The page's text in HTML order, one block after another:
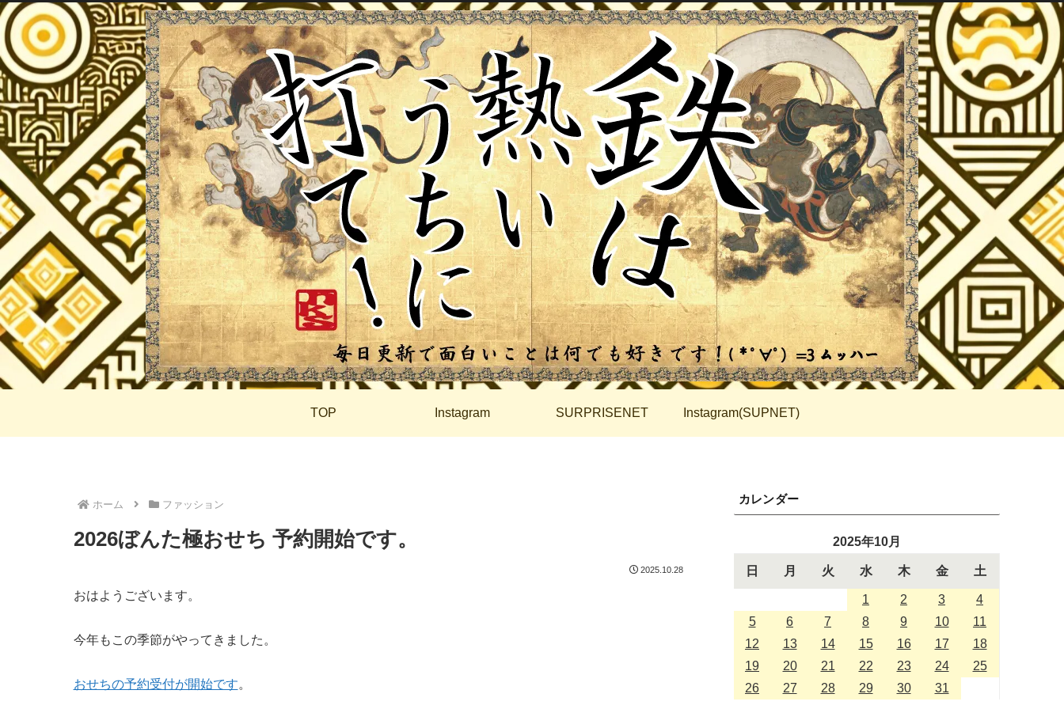
TOP Instagram SURPRISENET Instagram(SUPNET)
ホーム ファッション
2026ぼんた極おせち 予約開始です。
2025.10.28
おはようございます。
今年もこの季節がやってきました。
おせちの予約受付が開始です。
カレンダー
2025年10月
日 月 火 水 木 金 土
1 2 3
4
5
6 7 8 9 10
11
12
13 14 15 16 17
18
19
20 21 22 23 24
25
26
27 28 29 30 31